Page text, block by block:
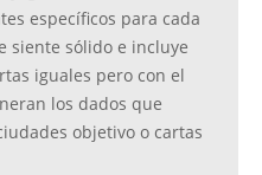
específicos para cada
siente sólido e incluye
iguales pero con el
los dados que
objetivo o cartas